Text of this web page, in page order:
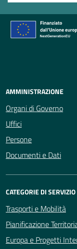
AMMINISTRAZIONE
Organi di Governo
Uffici
Persone
Documenti e Dati
CATEGORIE DI SERVIZIO
Trasporti e Mobilità
Pianificazione
Europa e Progetti